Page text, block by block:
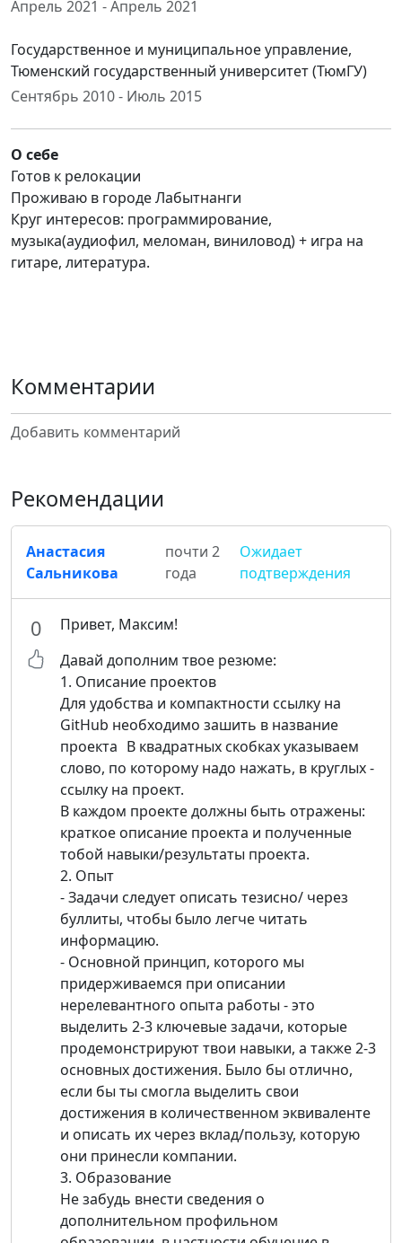
Апрель 2021 - Апрель 2021
Государственное и муниципальное управление,
Тюменский государственный университет (ТюмГУ)
Сентябрь 2010 - Июль 2015
О себе
Готов к релокации
Проживаю в городе Лабытнанги
Круг интересов: программирование,
музыка(аудиофил, меломан, виниловод) + игра на
гитаре, литература.
Комментарии
Добавить комментарий
Рекомендации
Анастасия
Сальникова
почти 2
года
Ожидает
подтверждения
0
Привет, Максим!
Давай дополним твое резюме:
1. Описание проектов
Для удобства и компактности ссылку на
GitHub необходимо зашить в название
проекта В квадратных скобках указываем
слово, по которому надо нажать, в круглых -
ссылку на проект.
В каждом проекте должны быть отражены:
краткое описание проекта и полученные
тобой навыки/результаты проекта.
2. Опыт
- Задачи следует описать тезисно/ через
буллиты, чтобы было легче читать
информацию.
- Основной принцип, которого мы
придерживаемся при описании
нерелевантного опыта работы - это
выделить 2-3 ключевые задачи, которые
продемонстрируют твои навыки, а также 2-3
основных достижения. Было бы отлично,
если бы ты смогла выделить свои
достижения в количественном эквиваленте
и описать их через вклад/пользу, которую
они принесли компании.
3. Образование
Не забудь внести сведения о
дополнительном профильном